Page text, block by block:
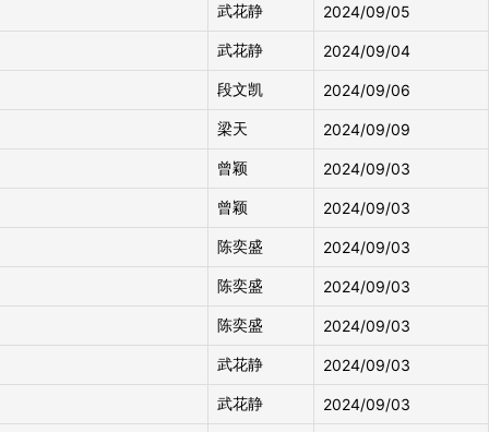
武花静 2024/09/05
武花静 2024/09/04
段文凯 2024/09/06
梁天 2024/09/09
曾颖 2024/09/03
曾颖 2024/09/03
陈奕盛 2024/09/03
陈奕盛 2024/09/03
陈奕盛 2024/09/03
武花静 2024/09/03
武花静 2024/09/03